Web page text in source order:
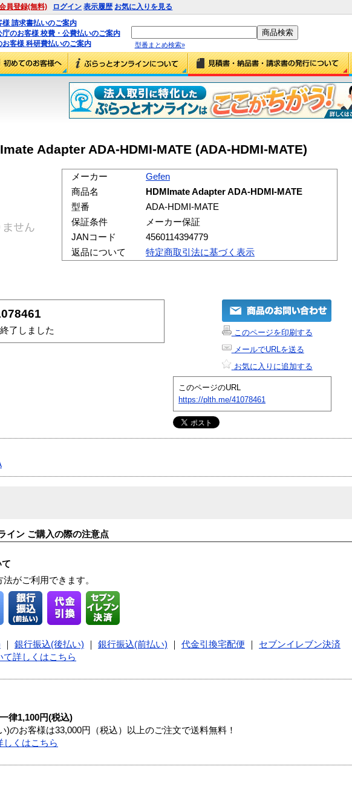
員登録(無料) ログイン 表示履歴 お気に入りを見る
様 請求書払いのご案内
庁のお客様 校費・公費払いのご案内
お客様 科研費払いのご案内
型番まとめ検索»
Adapter ADA-HDMI-MATE (ADA-HDMI-MATE)
メーカー
Gefen
商品名
HDMImate Adapter ADA-HDMI-MATE
型番
ADA-HDMI-MATE
保証条件
メーカー保証
JANコード
4560114394779
返品について
特定商取引法に基づく表示
了しました
このページを印刷する
メールでURLを送る
お気に入りに追加する
このページのURL
https://plth.me/41078461
イン ご購入の際の注意点
がご利用できます。
銀行振込(後払い) 銀行振込(前払い) 代金引換宅配便
セブンイレブン決済
て詳しくはこちら
一律1,100円(税込)
)のお客様は33,000円（税込）以上のご注文で送料無料！
しくはこちら